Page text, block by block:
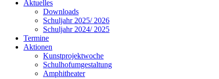
Aktuelles
Downloads
Schuljahr 2025/ 2026
Schuljahr 2024/ 2025
Termine
Aktionen
Kunstprojektwoche
Schulhofumgestaltung
Amphitheater